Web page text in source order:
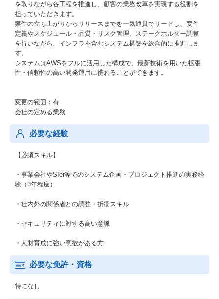
を取りながら各工程を推進し、顧客の業務改革を実現する役割を
担っていただきます。
案件の立ち上がりからリリースまでを一気通貫でリードし、要件
定義やスケジュール・品質・リスク管理、ステークホルダー調整
を行いながら、インフラを含むシステム構築を総合的に推進しま
す。
システムはAWSをフルに活用した構成で、最新技術を用いた拡張
性・信頼性の高い開発運用に携わることができます。
変更の範囲：有
会社の定める業務
必要な経験
【必須スキル】
・事業会社やSIer等でのシステム企画・プロジェクト推進の実務経
験（3年程度）
・社内外の関係者との調整・折衝スキル
・セキュリティに対する高い意識
・人財育成に強い意欲がある方
必要な免許・資格
特になし